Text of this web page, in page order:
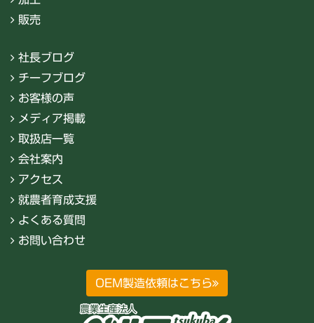
販売
社長ブログ
チーフブログ
お客様の声
メディア掲載
取扱店一覧
会社案内
アクセス
就農者育成支援
よくある質問
お問い合わせ
OEM製造依頼はこちら